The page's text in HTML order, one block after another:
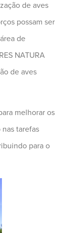
de aves
possam ser
de
NATURA
de aves
melhorar os
tarefas
para o